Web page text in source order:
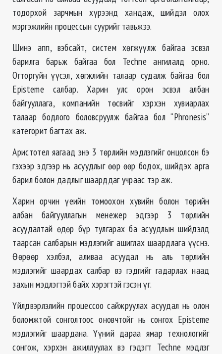
тодорхой зарчмын хүрээнд хандаж, шийдэл олох
мэргэжлийн процессын суурийг тавьжээ.
Шинэ апп, вэбсайт, систем хөгжүүлж байгаа эсвэл
барилга барьж байгаа бол Techne ангилалд орно.
Огторгуйн үүсэл, хөгжлийн талаар судалж байгаа бол
Episteme салбар. Харин улс орон эсвэл албан
байгууллага, компанийн төсвийг хэрхэн хувиарлах
талаар бодлого боловсруулж байгаа бол “Phronesis”
категорит багтах аж.
Аристотел яагаад энэ 3 төрлийн мэдлэгийг онцолсон бэ
гэхээр эдгээр нь асуудлыг өөр өөр бодох, шийдэх арга
барил болон дадлыг шаарддаг учраас тэр аж.
Харин орчин үеийн томоохон хувийн болон төрийн
албан байгууллагын менежер эдгээр 3 төрлийн
асуудалтай өдөр бүр тулгарах ба асуудлын шийдэлд
таарсан салбарын мэдлэгийг ашиглах шаардлага үүснэ.
Өөрөөр хэлбэл, аливаа асуудал нь аль төрлийн
мэдлэгийг шаардах салбар вэ гэдгийг гадарлах наад
захын мэдлэгтэй байх хэрэгтэй гэсэн үг.
Үйлдвэрлэлийн процессоо сайжруулах асуудал нь олон
боломжтой сонголтоос оновчтойг нь сонгох Episteme
мэдлэгийг шаардана. Үүний дараа ямар технологийг
сонгож, хэрхэн ажиллуулах вэ гэдэгт Techne мэдлэг